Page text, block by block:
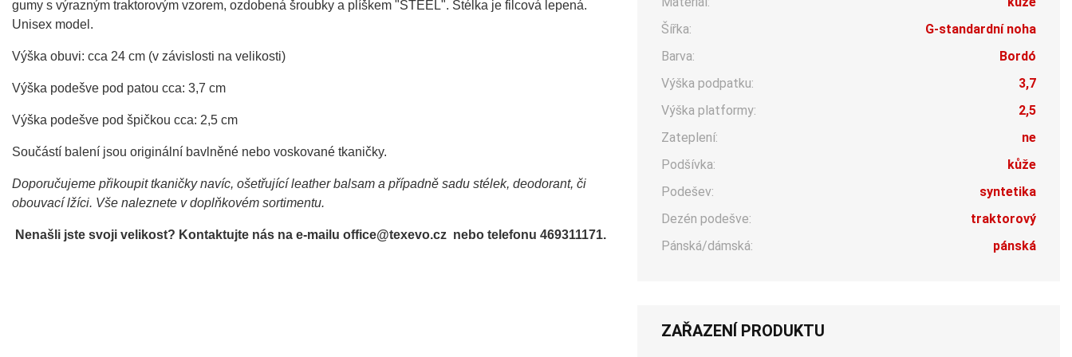
gumy s výrazným traktorovým vzorem, ozdobená šroubky a plíškem "STEEL". Stélka je filcová lepená.
Unisex model.
Výška obuvi: cca 24 cm (v závislosti na velikosti)
Výška podešve pod patou cca: 3,7 cm
Výška podešve pod špičkou cca: 2,5 cm
Součástí balení jsou originální bavlněné nebo voskované tkaničky.
Doporučujeme přikoupit tkaničky navíc, ošetřující leather balsam a případně sadu stélek, deodorant, či
obouvací lžíci. Vše naleznete v doplňkovém sortimentu.
Nenašli jste svoji velikost? Kontaktujte nás na e-mailu office@texevo.cz nebo telefonu 469311171.
Šířka:
G-standardní noha
Barva:
Bordó
Výška podpatku:
3,7
Výška platformy:
2,5
Zateplení:
ne
Podšívka:
kůže
Podešev:
syntetika
Dezén podešve:
traktorový
Pánská/dámská:
pánská
ZAŘAZENÍ PRODUKTU